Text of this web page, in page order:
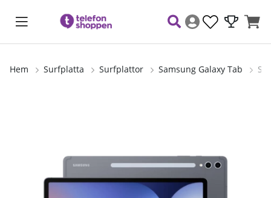
Hem Surfplatta Surfplattor Samsung Galaxy Tab